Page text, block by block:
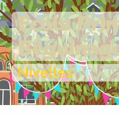
Ecole
Nivelles